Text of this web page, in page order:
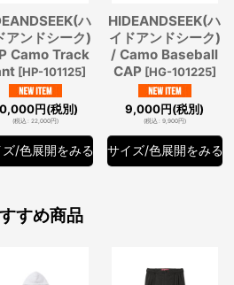
ハ
アンドシーク)
Camo Track
[HP-101125]
円(税別)
(税込: 22,000円)
/色展開をみる
HIDEANDSEEK(ハ
イドアンドシーク)
/ Camo Baseball
CAP [HG-101225]
9,000円(税別)
(税込: 9,900円)
サイズ/色展開をみる
すめ商品